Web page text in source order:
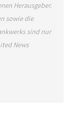
Herausgeber.
sowie die
sind nur
News